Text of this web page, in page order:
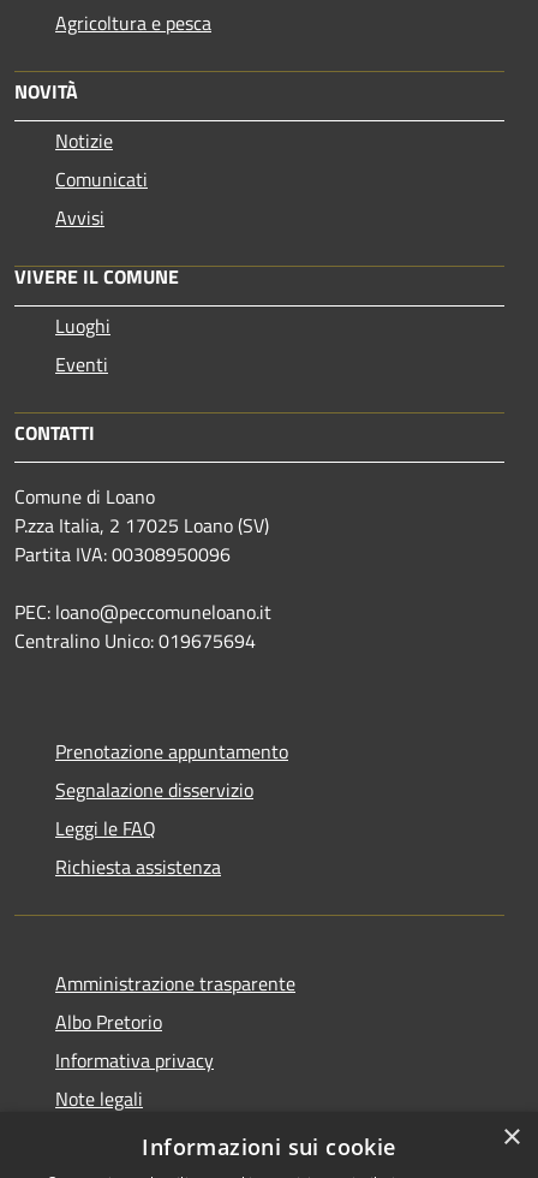
Agricoltura e pesca
NOVITÀ
Notizie
Comunicati
Avvisi
VIVERE IL COMUNE
Luoghi
Eventi
CONTATTI
Comune di Loano
P.zza Italia, 2 17025 Loano (SV)
Partita IVA: 00308950096
PEC: loano@peccomuneloano.it
Centralino Unico: 019675694
Prenotazione appuntamento
Segnalazione disservizio
Leggi le FAQ
Richiesta assistenza
Amministrazione trasparente
Albo Pretorio
Informativa privacy
Note legali
Dichiarazione di accessibilità
×
Informazioni sui cookie